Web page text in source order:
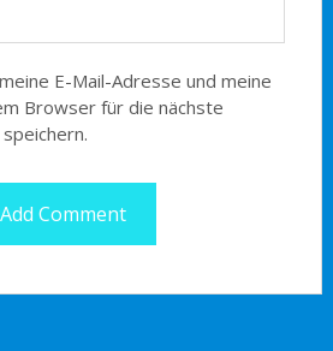
E-Mail-Adresse und meine
Browser für die nächste